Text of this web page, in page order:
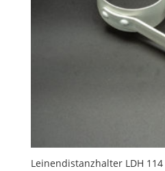
Leinendistanzhalter LDH 114